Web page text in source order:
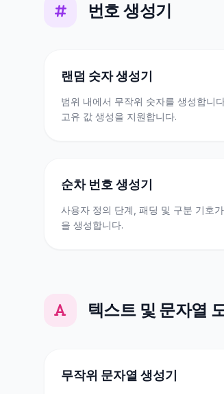
번호 생성기
랜덤 숫자 생성기
범위 내에서 무작위 숫자를 생성합니
고유 값 생성을 지원합니다.
순차 번호 생성기
사용자 정의 단계, 패딩 및 구분 기호
을 생성합니다.
텍스트 및 문자열
무작위 문자열 생성기